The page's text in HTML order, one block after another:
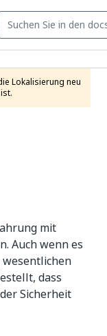
Lokalisierung neu
mit
Auch wenn es
wesentlichen
dass
Sicherheit